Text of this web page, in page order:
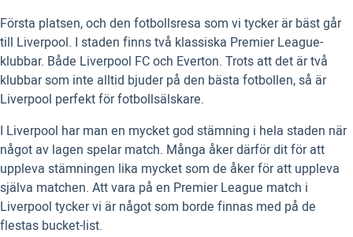
Första platsen, och den fotbollsresa som vi tycker är bäst går
till Liverpool. I staden finns två klassiska Premier League-
klubbar. Både Liverpool FC och Everton. Trots att det är två
klubbar som inte alltid bjuder på den bästa fotbollen, så är
Liverpool perfekt för fotbollsälskare.
I Liverpool har man en mycket god stämning i hela staden när
något av lagen spelar match. Många åker därför dit för att
uppleva stämningen lika mycket som de åker för att uppleva
själva matchen. Att vara på en Premier League match i
Liverpool tycker vi är något som borde finnas med på de
flestas bucket-list.